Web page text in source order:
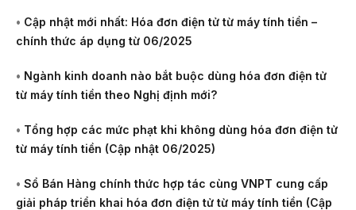
• Cập nhật mới nhất: Hóa đơn điện tử từ máy tính tiền –
chính thức áp dụng từ 06/2025
• Ngành kinh doanh nào bắt buộc dùng hóa đơn điện tử
từ máy tính tiền theo Nghị định mới?
• Tổng hợp các mức phạt khi không dùng hóa đơn điện tử
từ máy tính tiền (Cập nhật 06/2025)
• Sổ Bán Hàng chính thức hợp tác cùng VNPT cung cấp
giải pháp triển khai hóa đơn điện tử từ máy tính tiền (Cập